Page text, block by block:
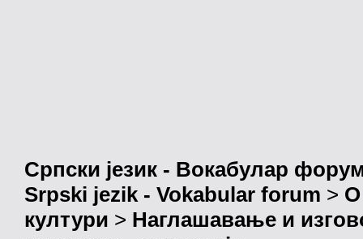
Српски језик - Вокабулар
Srpski jezik - Vokabular forum > О
култури > Наглашавање и